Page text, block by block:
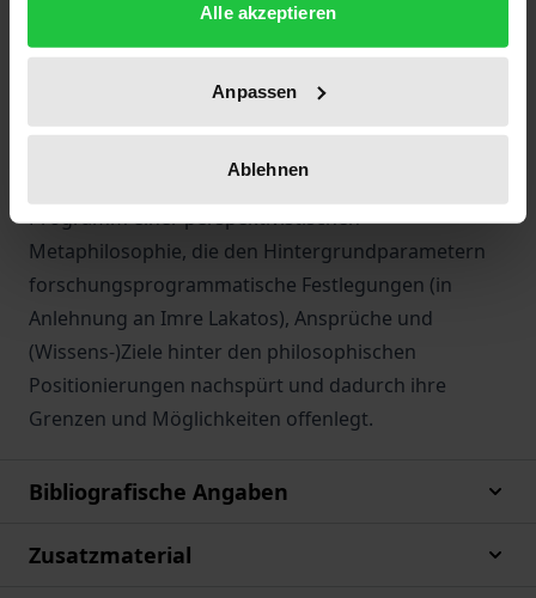
Alle akzeptieren
Anpassen
Ablehnen
Forschungsprogramm. Dabei handelt es sich um
eine Theorienreihe zu vielfältigen Arten und
Funktionen der Ideen, mit deren Hilfe die Vernunft
Stichpunkt „reflektierter Perspektivismus“ das
Programm einer perspektivistischen
Metaphilosophie, die den Hintergrundparametern
forschungsprogrammatische Festlegungen (in
Anlehnung an Imre Lakatos), Ansprüche und
(Wissens-)Ziele hinter den philosophischen
Positionierungen nachspürt und dadurch ihre
Grenzen und Möglichkeiten offenlegt.
Bibliografische Angaben
Zusatzmaterial